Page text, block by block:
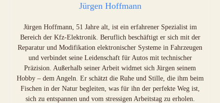
Jürgen Hoffmann
Jürgen Hoffmann, 51 Jahre alt, ist ein erfahrener Spezialist im
Bereich der Kfz-Elektronik. Beruflich beschäftigt er sich mit der
Reparatur und Modifikation elektronischer Systeme in Fahrzeugen
und verbindet seine Leidenschaft für Autos mit technischer
Präzision. Außerhalb seiner Arbeit widmet sich Jürgen seinem
Hobby – dem Angeln. Er schätzt die Ruhe und Stille, die ihm beim
Fischen in der Natur begleiten, was für ihn der perfekte Weg ist,
sich zu entspannen und vom stressigen Arbeitstag zu erholen.